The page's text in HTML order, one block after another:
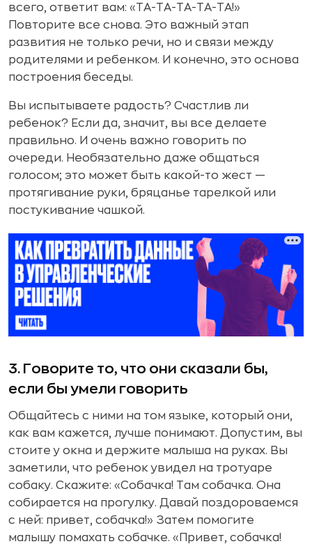
всего, ответит вам: «ТА-ТА-ТА-ТА-ТА!»
Повторите все снова. Это важный этап
развития не только речи, но и связи между
родителями и ребенком. И конечно, это основа
построения беседы.
Вы испытываете радость? Счастлив ли
ребенок? Если да, значит, вы все делаете
правильно. И очень важно говорить по
очереди. Необязательно даже общаться
голосом; это может быть какой-то жест —
протягивание руки, бряцанье тарелкой или
постукивание чашкой.
3. Говорите то, что они сказали бы,
если бы умели говорить
Общайтесь с ними на том языке, который они,
как вам кажется, лучше понимают. Допустим, вы
стоите у окна и держите малыша на руках. Вы
заметили, что ребенок увидел на тротуаре
собаку. Скажите: «Собачка! Там собачка. Она
собирается на прогулку. Давай поздороваемся
с ней: привет, собачка!» Затем помогите
малышу помахать собачке. «Привет, собачка!